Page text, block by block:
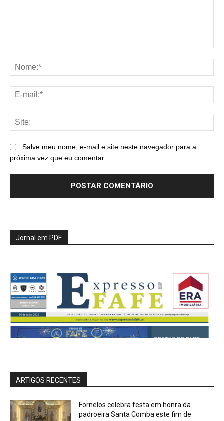
Salve meu nome, e-mail e site neste navegador para a
próxima vez que eu comentar.
Jornal em PDF
ARTIGOS RECENTES
Fornelos celebra festa em honra da
padroeira Santa Comba este fim de